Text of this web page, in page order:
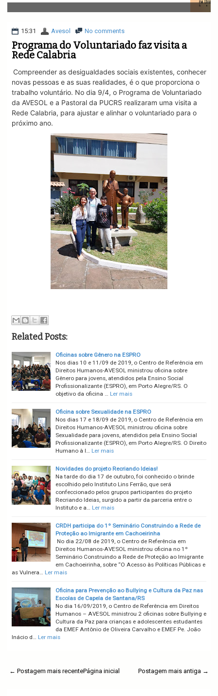
v
i
a
i
15:31 Avesol No comments
Programa do Voluntariado faz visita a
Rede Calabria
Compreender as desigualdades sociais existentes, conhecer
novas pessoas e as suas realidades, é o que proporciona o
trabalho voluntário. No dia 9/4, o Programa de Voluntariado
da AVESOL e a Pastoral da PUCRS realizaram uma visita a
Rede Calabria, para ajustar e alinhar o voluntariado para o
próximo ano.
Related Posts:
Oficinas sobre Gênero na ESPRO
Nos dias 10 e 11/09 de 2019, o Centro de Referência em
Direitos Humanos-AVESOL ministrou oficina sobre
Gênero para jovens, atendidos pela Ensino Social
Profissionalizante (ESPRO), em Porto Alegre/RS. O
objetivo da oficina … Ler mais
Oficina sobre Sexualidade na ESPRO
Nos dias 17 e 18/09 de 2019, o Centro de Referência em
Direitos Humanos-AVESOL ministrou oficina sobre
Sexualidade para jovens, atendidos pela Ensino Social
Profissionalizante (ESPRO), em Porto Alegre/RS. O Direito
Humano à l… Ler mais
Novidades do projeto Recriando Ideias!
Na tarde do dia 17 de outubro, foi conhecido o brinde
escolhido pelo Instituto Lins Ferrão, que será
confeccionado pelos grupos participantes do projeto
Recriando Ideias, surgido a partir da parceria entre o
Instituto e a… Ler mais
CRDH participa do 1º Seminário Construindo a Rede de
Proteção ao Imigrante em Cachoeirinha
No dia 22/08 de 2019, o Centro de Referência em
Direitos Humanos-AVESOL ministrou oficina no 1º
Seminário Construindo a Rede de Proteção ao Imigrante
em Cachoeirinha, sobre “O Acesso às Políticas Públicas e
as Vulnera… Ler mais
Oficina para Prevenção ao Bullying e Cultura da Paz nas
Escolas de Capela de Santana/RS
No dia 16/09/2019, o Centro de Referência em Direitos
Humanos – AVESOL ministrou 2 oficinas sobre Bullying e
Cultura da Paz para crianças e adolescentes estudantes
da EMEF Antônio de Oliveira Carvalho e EMEF Pe. João
Inácio d… Ler mais
← Postagem mais recente Postagem mais antiga →
Página inicial